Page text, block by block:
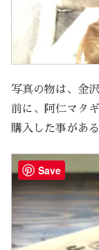
写真の物は、金
前に、阿仁マタ
購入した事がある
Save